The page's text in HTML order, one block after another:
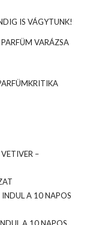
IS VÁGYTUNK!
PARFÜM VARÁZSA
–
INDUL A 10 NAPOS
A 10 NAPOS